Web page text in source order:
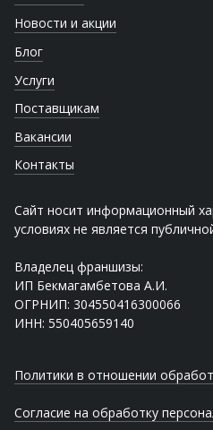
Новости и акции
Блог
Услуги
Поставщикам
Вакансии
Контакты
Сайт носит информационный
условиях не является
Владелец франшизы:
ИП Бекмагамбетова А.И.
ОГРНИП: 304550416300066
ИНН: 550405659140
Политики в отношении
Согласие на обработку